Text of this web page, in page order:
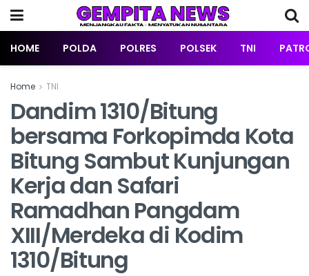
HOME POLDA POLRES POLSEK TNI
Home TNI
Dandim 1310/Bitung
bersama Forkopimda Kota
Bitung Sambut Kunjungan
Kerja dan Safari
Ramadhan Pangdam
XIII/Merdeka di Kodim
1310/Bitung